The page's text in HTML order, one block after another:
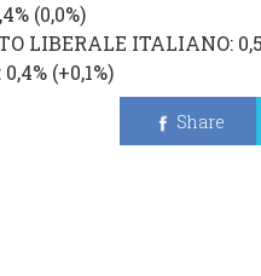
(0,0%)
LIBERALE ITALIANO:
: 0,4% (+0,1%)
Share